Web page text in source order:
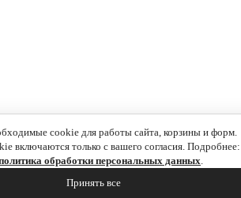
cookie для работы сайта, корзины и форм.
включаются только с вашего согласия. Подробнее:
обработки персональных данных.
Принять все